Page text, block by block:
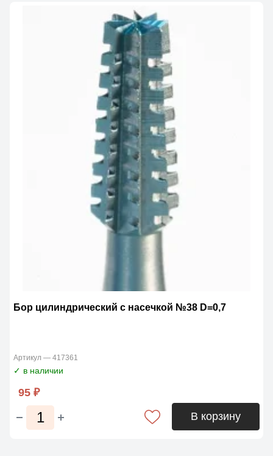
Бор цилиндрический с насечкой №38 D=0,7
Артикул — 417361
✓ в наличии
95 ₽
В корзину